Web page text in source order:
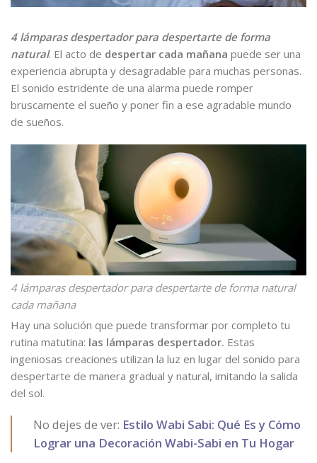
4 lámparas despertador para despertarte de forma
natural. El acto de despertar cada mañana puede ser una
experiencia abrupta y desagradable para muchas personas.
El sonido estridente de una alarma puede romper
bruscamente el sueño y poner fin a ese agradable mundo
de sueños.
4 lámparas despertador para despertarte de forma natural
cada mañana
Hay una solución que puede transformar por completo tu
rutina matutina: las lámparas despertador. Estas
ingeniosas creaciones utilizan la luz en lugar del sonido para
despertarte de manera gradual y natural, imitando la salida
del sol.
No dejes de ver: Estilo Wabi Sabi: Qué Es y Cómo
Lograr una Decoración Wabi-Sabi en Tu Hogar